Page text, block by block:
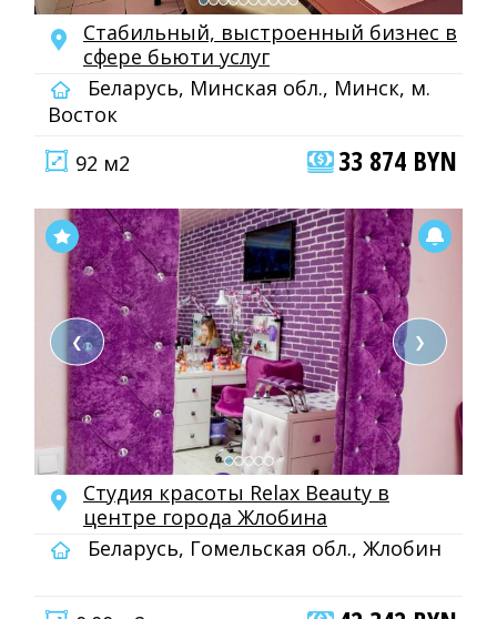
Стабильный, выстроенный бизнес в
сфере бьюти услуг
Беларусь, Минская обл., Минск, м.
Восток
92 м2
33 874 BYN
❮ ❯
Студия красоты Relax Beauty в
центре города Жлобина
Беларусь, Гомельская обл., Жлобин